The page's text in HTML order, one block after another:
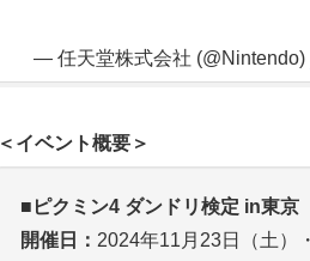
— 任天堂株式会社 (@Nintendo)
＜イベント概要＞
■ピクミン4 ダンドリ検定 in東京
開催日： 2024年11月23日（土